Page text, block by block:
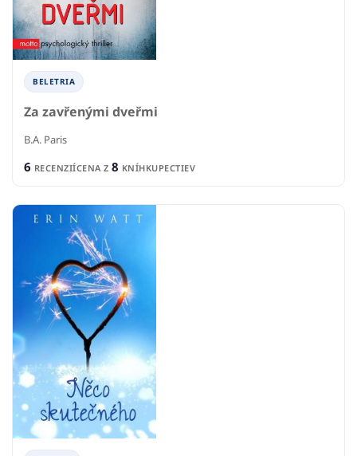
BELETRIA
Za zavřenými dveřmi
B.A. Paris
6 RECENZIÍCENA Z 8 KNÍHKUPECTIEV